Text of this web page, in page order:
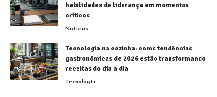
habilidades de liderança em momentos
críticos
Notícias
Tecnologia na cozinha: como tendências
gastronômicas de 2026 estão transformando
receitas do dia a dia
Tecnologia